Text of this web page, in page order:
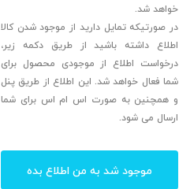
خواهد شد.
در صورتیکه تمایل دارید از موجود شدن کالا
اطلاع داشته باشید از طریق دکمه زیر،
درخواست اطلاع از موجودی محصول برای
شما فعال خواهد شد. این اطلاع از طریق پنل
و همچنین به صورت اس ام اس برای شما
ارسال می شود.
موجود شد به من اطلاع بده